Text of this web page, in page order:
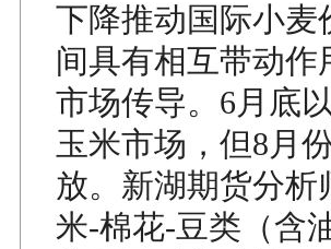
下降推动国际小麦
间具有相互带动
市场传导。6月底
玉米市场，但8月
放。新湖期货分
米-棉花-豆类（含